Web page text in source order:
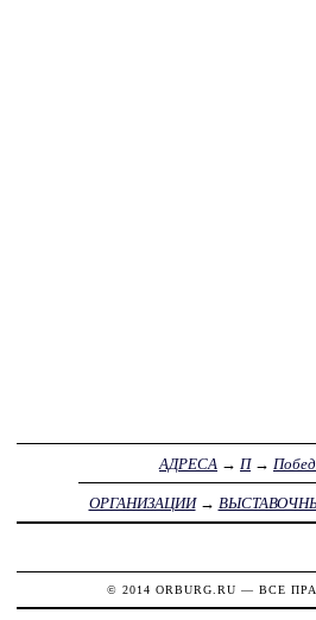
АДРЕСА → П→
ОРГАНИЗАЦИИ→
© 2014 ORBURG.RU — ВСЕ